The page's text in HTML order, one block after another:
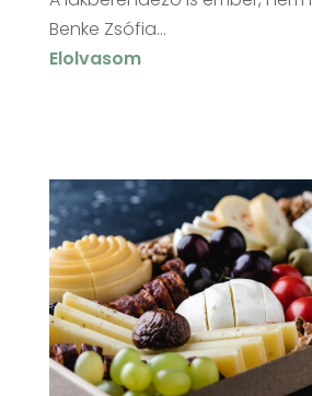
Benke Zsófia...
Elolvasom